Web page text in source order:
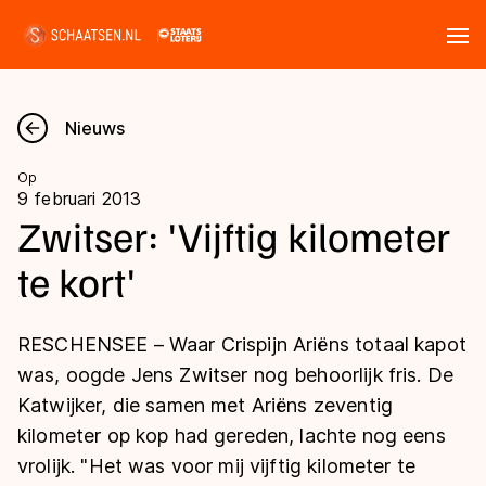
Nieuws
Kalender
Disciplines
Langebaan
Shorttrack
Inlineskaten
Uitslagen
Langebaan
Shorttrack
Marathon
Tijden & historie
Ranglijsten Langebaan
Nieuws
Op
9 februari 2013
Zwitser: 'Vijftig kilometer
te kort'
RESCHENSEE – Waar Crispijn Ariëns totaal kapot
was, oogde Jens Zwitser nog behoorlijk fris. De
Katwijker, die samen met Ariëns zeventig
kilometer op kop had gereden, lachte nog eens
vrolijk. "Het was voor mij vijftig kilometer te